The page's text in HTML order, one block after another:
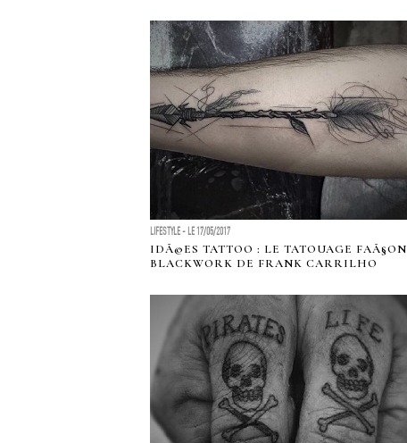
LIFESTYLE - LE 17/05/2017
IDÃ©ES TATTOO : LE TATOUAGE FAÃ§ON
BLACKWORK DE FRANK CARRILHO